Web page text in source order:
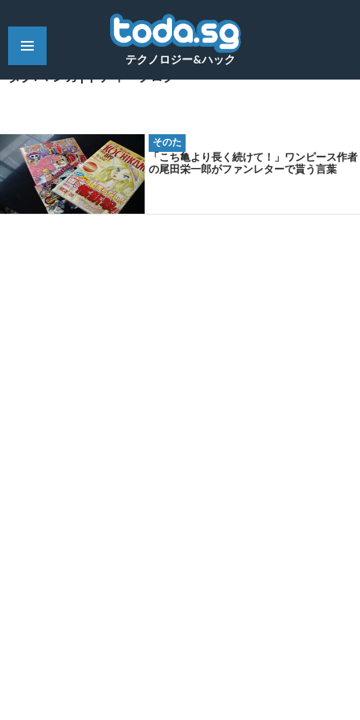
テクノロジー&ハック
タグ: マンガ | トディーブログ
そのた
「こち亀より長く続けて！」ワンピース作者
の尾田栄一郎がファンレターで貰う言葉